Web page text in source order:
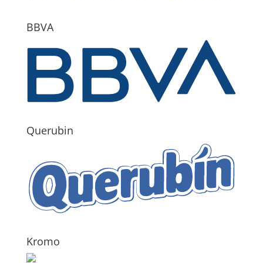
BBVA
Querubin
Kromo